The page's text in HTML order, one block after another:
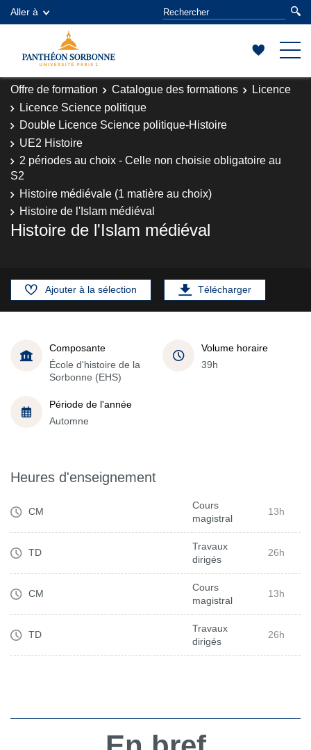
Aller à
Offre de formation Catalogue des formations
Licence
Licence Science politique
Double Licence Science politique-Histoire
UE2 Histoire
2 périodes au choix - Celle non choisie obligatoire au
S2
Histoire médiévale (1 matière au choix)
Histoire de l'Islam médiéval
Histoire de l'Islam médiéval
Ajouter à la sélection Télécharger
Composante
École d'histoire de la
Sorbonne (EHS)
Volume horaire
39h
Période de l'année
Automne
Heures d'enseignement
CM
Cours
magistral
13h
TD
Travaux
dirigés
26h
CM
Cours
magistral
13h
TD
Travaux
dirigés
26h